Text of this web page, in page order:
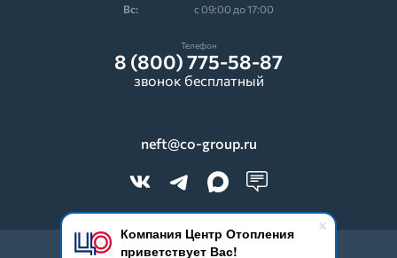
Вс:
с 09:00 до 17:00
Телефон
8 (800) 775-58-87
звонок бесплатный
neft@co-group.ru
Компания Центр Отопления
приветствует Вас!